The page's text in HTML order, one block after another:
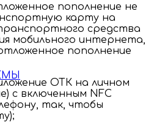
пополнение не
карту на
средства
мобильного интернета,
пополнение
ОТК на личном
с включенным NFC
так, чтобы